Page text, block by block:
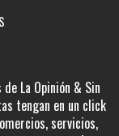
La Opinión & Sin
tengan en un click
servicios,